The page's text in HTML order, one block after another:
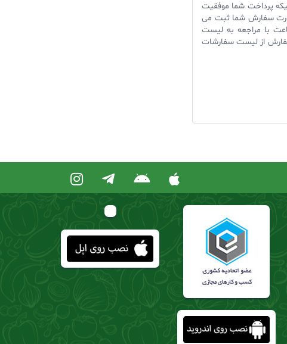
پرداخت شما موفقیت
سفارش شما ثبت می
تا زمان پرداخت قابل ارسال نمی باشد. جهت پرداخت مجدد می توانید ظرف 24 ساعت با مراجعه به لیست
از لیست سفارشات